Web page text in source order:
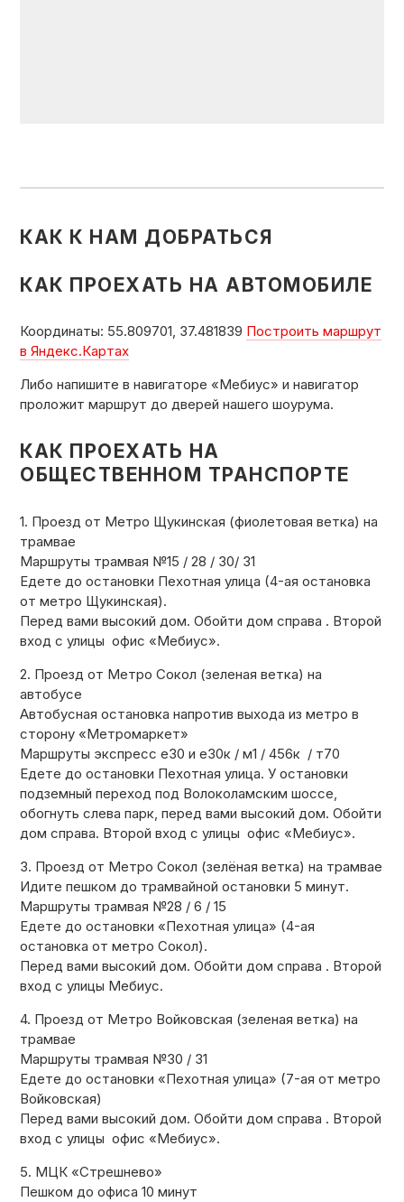
КАК К НАМ ДОБРАТЬСЯ
КАК ПРОЕХАТЬ НА АВТОМОБИЛЕ
Координаты: 55.809701, 37.481839 Построить маршрут
в Яндекс.Картах
Либо напишите в навигаторе «Мебиус» и навигатор
проложит маршрут до дверей нашего шоурума.
КАК ПРОЕХАТЬ НА
ОБЩЕСТВЕННОМ ТРАНСПОРТЕ
1. Проезд от Метро Щукинская (фиолетовая ветка) на
трамвае
Маршруты трамвая №15 / 28 / 30/ 31
Едете до остановки Пехотная улица (4-ая остановка
от метро Щукинская).
Перед вами высокий дом. Обойти дом справа . Второй
вход с улицы офис «Мебиус».
2. Проезд от Метро Сокол (зеленая ветка) на
автобусе
Автобусная остановка напротив выхода из метро в
сторону «Метромаркет»
Маршруты экспресс е30 и е30к / м1 / 456к / т70
Едете до остановки Пехотная улица. У остановки
подземный переход под Волоколамским шоссе,
обогнуть слева парк, перед вами высокий дом. Обойти
дом справа. Второй вход с улицы офис «Мебиус».
3. Проезд от Метро Сокол (зелёная ветка) на трамвае
Идите пешком до трамвайной остановки 5 минут.
Маршруты трамвая №28 / 6 / 15
Едете до остановки «Пехотная улица» (4-ая
остановка от метро Сокол).
Перед вами высокий дом. Обойти дом справа . Второй
вход с улицы Мебиус.
4. Проезд от Метро Войковская (зеленая ветка) на
трамвае
Маршруты трамвая №30 / 31
Едете до остановки «Пехотная улица» (7-ая от метро
Войковская)
Перед вами высокий дом. Обойти дом справа . Второй
вход с улицы офис «Мебиус».
5. МЦК «Стрешнево»
Пешком до офиса 10 минут